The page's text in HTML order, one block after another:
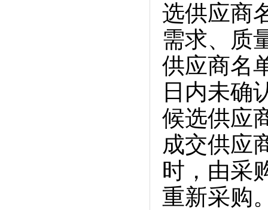
选供应商
需求、质
供应商名
日内未确
候选供应
成交供应
时，由采
重新采购